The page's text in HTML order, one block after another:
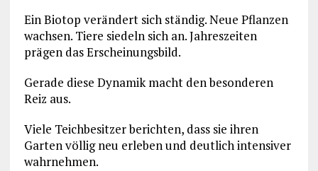
Ein Biotop verändert sich ständig. Neue Pflanzen
wachsen. Tiere siedeln sich an. Jahreszeiten
prägen das Erscheinungsbild.
Gerade diese Dynamik macht den besonderen
Reiz aus.
Viele Teichbesitzer berichten, dass sie ihren
Garten völlig neu erleben und deutlich intensiver
wahrnehmen.